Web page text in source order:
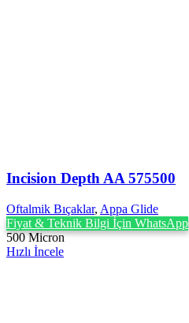
Incision Depth AA 575500
Oftalmik Bıçaklar, Appa Glide
Fiyat & Teknik Bilgi İçin WhatsApp
500 Micron
Hızlı İncele